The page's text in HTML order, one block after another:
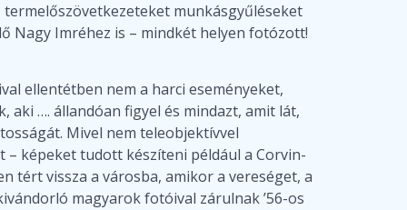
munkásgyűléseket
Nagy Imréhez is – mindkét helyen fotózott!
ellentétben nem a harci eseményeket,
…. állandóan figyel és mindazt, amit lát,
Mivel nem teleobjektívvel
képeket tudott készíteni például a Corvin-
tért vissza a városba, amikor a vereséget, a
magyarok fotóival zárulnak ’56-os